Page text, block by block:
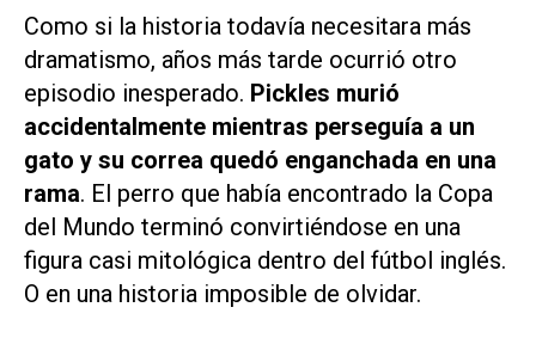
Como si la historia todavía necesitara más
dramatismo, años más tarde ocurrió otro
episodio inesperado. Pickles murió
accidentalmente mientras perseguía a un
gato y su correa quedó enganchada en una
rama. El perro que había encontrado la Copa
del Mundo terminó convirtiéndose en una
figura casi mitológica dentro del fútbol inglés.
O en una historia imposible de olvidar.